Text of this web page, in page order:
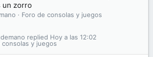
un zorro
Foro de consolas y juegos
consolas y juegos
Hoy a las 12:02